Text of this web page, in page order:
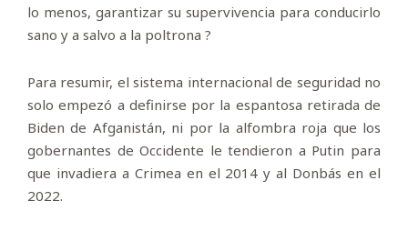
lo menos, garantizar su supervivencia para conducirlo
sano y a salvo a la poltrona ?
Para resumir, el sistema internacional de seguridad no
solo empezó a definirse por la espantosa retirada de
Biden de Afganistán, ni por la alfombra roja que los
gobernantes de Occidente le tendieron a Putin para
que invadiera a Crimea en el 2014 y al Donbás en el
2022.